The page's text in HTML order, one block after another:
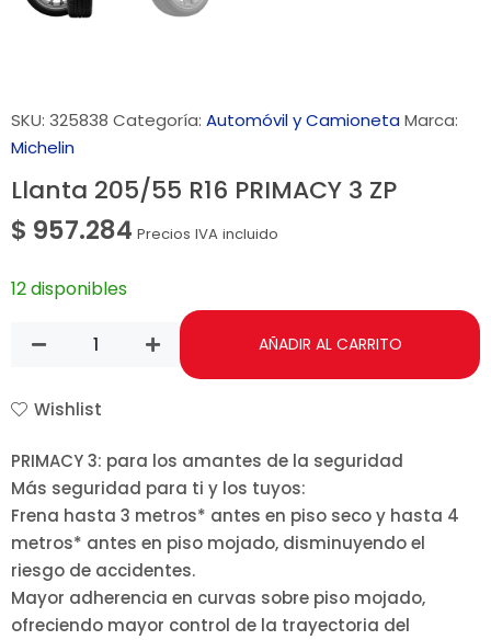
SKU: 325838 Categoría: Automóvil y CamionetaMarca:
Michelin
Llanta 205/55 R16 PRIMACY 3 ZP
$ 957.284 Precios IVA incluido
12 disponibles
AÑADIR AL CARRITO
Wishlist
PRIMACY 3: para los amantes de la seguridad
Más seguridad para ti y los tuyos:
Frena hasta 3 metros* antes en piso seco y hasta 4
metros* antes en piso mojado, disminuyendo el
riesgo de accidentes.
Mayor adherencia en curvas sobre piso mojado,
ofreciendo mayor control de la trayectoria del